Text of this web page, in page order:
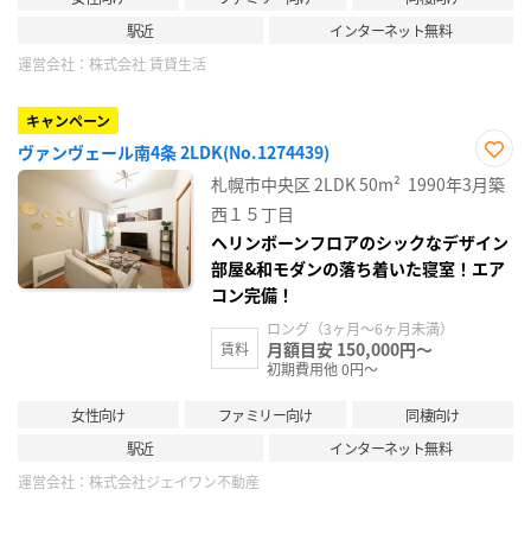
駅近
インターネット無料
運営会社： 株式会社 賃貸生活
キャンペーン
ヴァンヴェール南4条 2LDK(No.1274439)
お気
に入
札幌市中央区 2LDK50m² 1990年3月築
西１５丁目
ヘリンボーンフロアのシックなデザイン
部屋&和モダンの落ち着いた寝室！エア
コン完備！
賃料
ロング（3ヶ月～6ヶ月未満）
月額目安 150,000円～
初期費用他 0円～
女性向け ファミリー向け
同棲向け
駅近
インターネット無料
運営会社： 株式会社ジェイワン不動産